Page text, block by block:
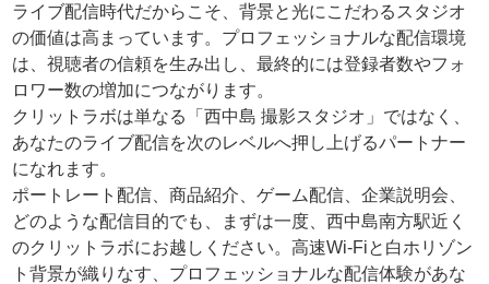
ライブ配信時代だからこそ、背景と光にこだわるスタジオ
の価値は高まっています。プロフェッショナルな配信環境
は、視聴者の信頼を生み出し、最終的には登録者数やフォ
ロワー数の増加につながります。
クリットラボは単なる「西中島 撮影スタジオ」ではなく、
あなたのライブ配信を次のレベルへ押し上げるパートナー
になれます。
ポートレート配信、商品紹介、ゲーム配信、企業説明会、
どのような配信目的でも、まずは一度、西中島南方駅近く
のクリットラボにお越しください。高速Wi-Fiと白ホリゾン
ト背景が織りなす、プロフェッショナルな配信体験があな